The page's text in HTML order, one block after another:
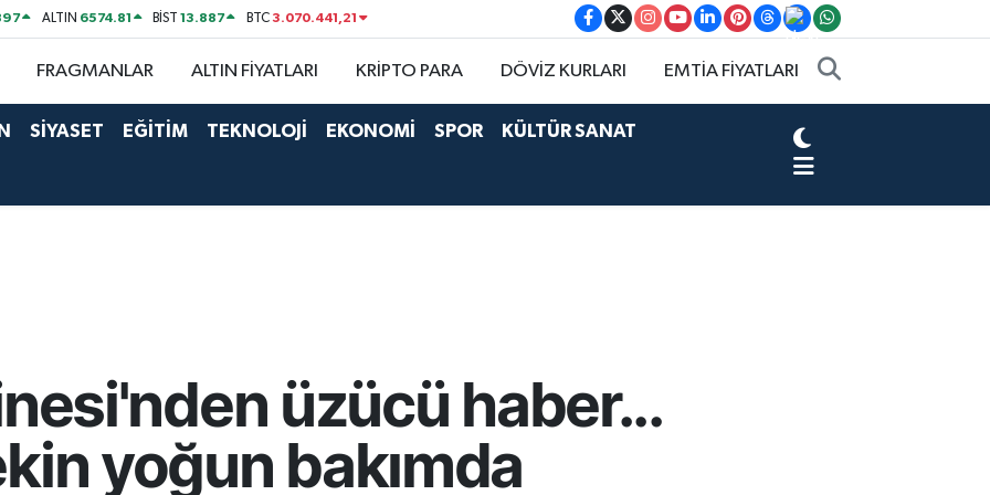
ALTIN 6574.81 BİST13.887 BTC3.070.441,21
FRAGMANLAR ALTIN FİYATLARI KRİPTO PARA DÖVİZ KURLARI EMTİA FİYATLARI
SİYASET EĞİTİM TEKNOLOJİ EKONOMİ SPOR KÜLTÜR SANAT
üzücü haber...
yoğun bakımda